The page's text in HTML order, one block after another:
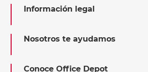
Información legal
Nosotros te ayudamos
Conoce Office Depot